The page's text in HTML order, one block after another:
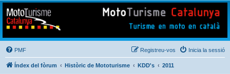
Mototurisme
Turisme en moto en català
PMF Inicia la sessió
Registreu-vos
Índex del fòrum Històric de Mototurisme KDD's 2011